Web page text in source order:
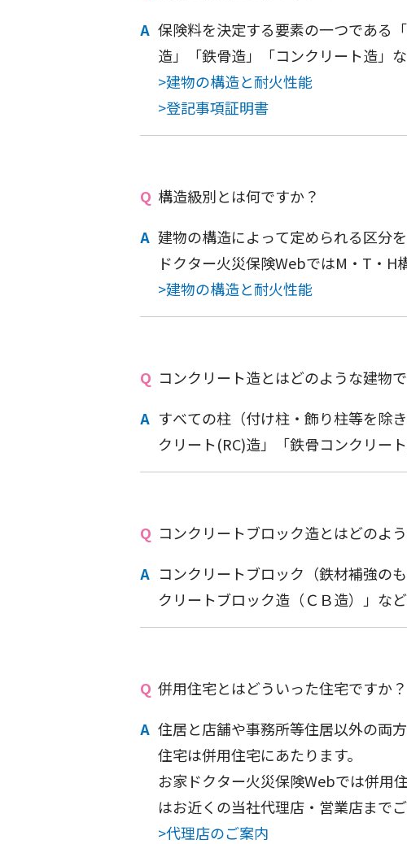
保険料を決定する要素の一つである
造」「鉄骨造」「コンクリート造」
>建物の構造と耐火性能
>登記事項証明書
構造級別とは何ですか？
建物の構造によって定められる区分
ドクター火災保険WebではM・T・H
>建物の構造と耐火性能
コンクリート造とはどのような建物
すべての柱（付け柱・飾り柱等を除
クリート(RC)造」「鉄骨コンクリー
コンクリートブロック造とはどのよ
コンクリートブロック（鉄材補強の
クリートブロック造（ＣＢ造）」な
併用住宅とはどういった住宅ですか？
住居と店舗や事務所等住居以外の両
住宅は併用住宅にあたります。
お家ドクター火災保険Webでは併用
はお近くの当社代理店・営業店まで
>代理店のご案内